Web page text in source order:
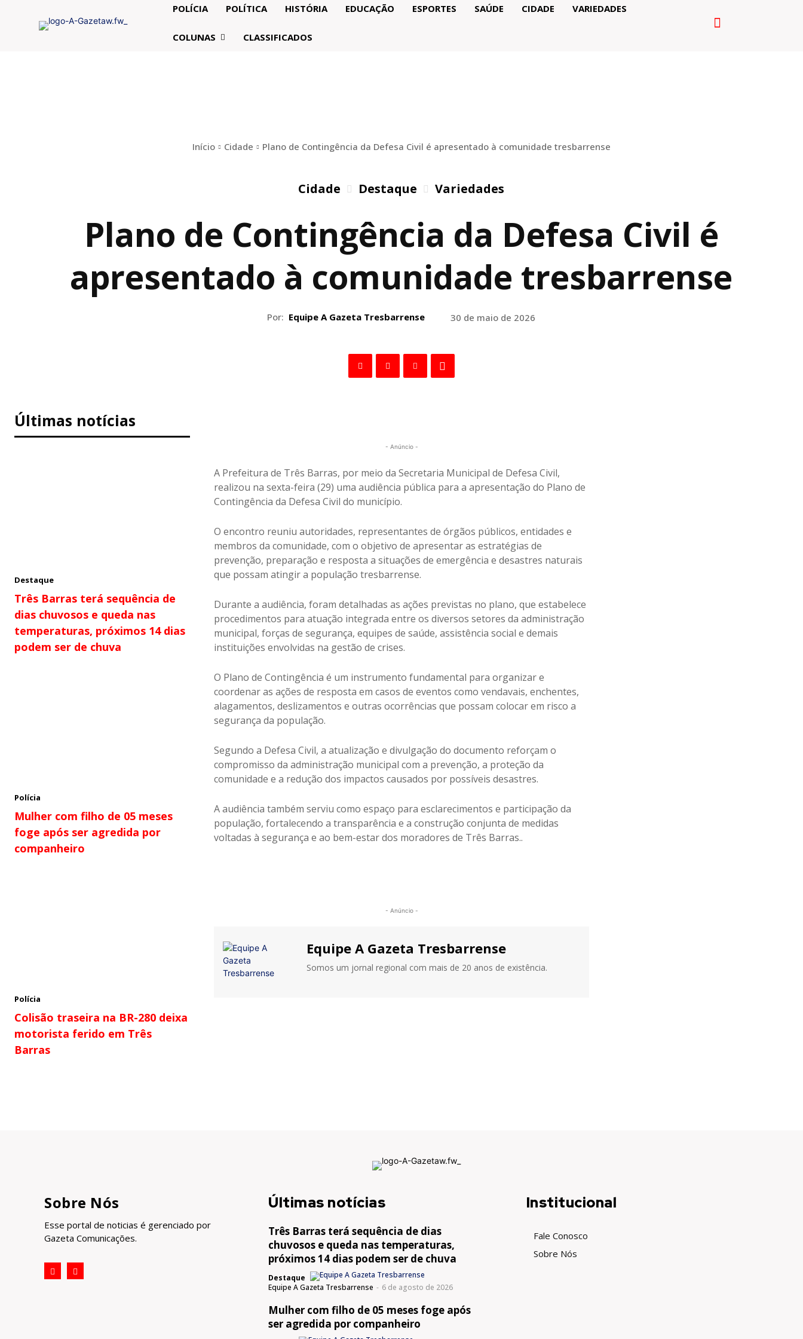
POLÍCIA POLÍTICA HISTÓRIA EDUCAÇÃO ESPORTES SAÚDE CIDADE VARIEDADES
COLUNAS CLASSIFICADOS
Início Cidade Plano de Contingência da Defesa Civil é apresentado à comunidade tresbarrense
Cidade Destaque Variedades
Plano de Contingência da Defesa Civil é
apresentado à comunidade tresbarrense
Por: Equipe A Gazeta Tresbarrense 30 de maio de 2026
Últimas notícias
Destaque
Três Barras terá sequência de
dias chuvosos e queda nas
temperaturas, próximos 14 dias
podem ser de chuva
Polícia
Mulher com filho de 05 meses
foge após ser agredida por
companheiro
Polícia
Colisão traseira na BR-280 deixa
motorista ferido em Três
Barras
- Anúncio -
A Prefeitura de Três Barras, por meio da Secretaria Municipal de Defesa Civil,
realizou na sexta-feira (29) uma audiência pública para a apresentação do Plano de
Contingência da Defesa Civil do município.
O encontro reuniu autoridades, representantes de órgãos públicos, entidades e
membros da comunidade, com o objetivo de apresentar as estratégias de
prevenção, preparação e resposta a situações de emergência e desastres naturais
que possam atingir a população tresbarrense.
Durante a audiência, foram detalhadas as ações previstas no plano, que estabelece
procedimentos para atuação integrada entre os diversos setores da administração
municipal, forças de segurança, equipes de saúde, assistência social e demais
instituições envolvidas na gestão de crises.
O Plano de Contingência é um instrumento fundamental para organizar e
coordenar as ações de resposta em casos de eventos como vendavais, enchentes,
alagamentos, deslizamentos e outras ocorrências que possam colocar em risco a
segurança da população.
Segundo a Defesa Civil, a atualização e divulgação do documento reforçam o
compromisso da administração municipal com a prevenção, a proteção da
comunidade e a redução dos impactos causados por possíveis desastres.
A audiência também serviu como espaço para esclarecimentos e participação da
população, fortalecendo a transparência e a construção conjunta de medidas
voltadas à segurança e ao bem-estar dos moradores de Três Barras..
- Anúncio -
Equipe A Gazeta Tresbarrense
Somos um jornal regional com mais de 20 anos de existência.
Sobre Nós
Esse portal de noticias é gerenciado por
Gazeta Comunicações.
Últimas notícias
Três Barras terá sequência de dias
chuvosos e queda nas temperaturas,
próximos 14 dias podem ser de chuva
Destaque
Equipe A Gazeta Tresbarrense - 6 de agosto de 2026
Mulher com filho de 05 meses foge após
ser agredida por companheiro
Institucional
Fale Conosco
Sobre Nós